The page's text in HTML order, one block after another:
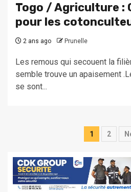
Togo / Agriculture :
pour les
2 ans ago Prunelle
Les remous qui secouent la
semble trouve un apaisement
se sont...
1 2